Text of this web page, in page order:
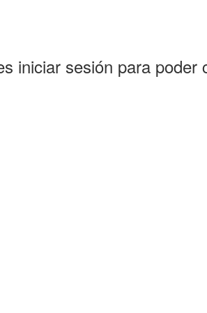
iniciar sesión para poder